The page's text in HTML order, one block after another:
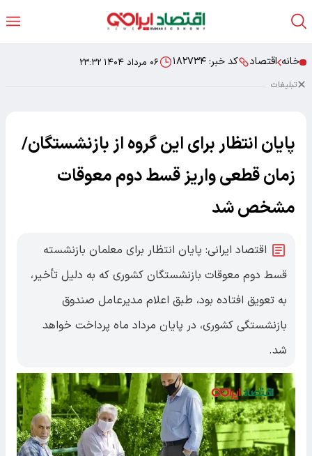
خانه اقتصاد کد خبر: ۱۸۲۷۳۴ ۰۶ مرداد ۱۴۰۴ ۲۳:۳۲
تبلیغات
پایان انتظار برای این گروه از بازنشستگان/
زمان قطعی واریز قسط دوم معوقات
مشخص شد
اقتصاد ایرانی: پایان انتظار برای معلمان بازنشسته
قسط دوم معوقات بازنشستگان کشوری که به دلیل تأخیر،
به تعویق افتاده بود، طبق اعلام مدیرعامل صندوق
بازنشستگی کشوری، در پایان مرداد ماه پرداخت خواهد
شد.